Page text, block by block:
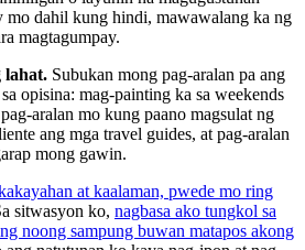
mo dahil kung hindi, mawawalang ka ng
magtagumpay.
lahat. Subukan mong pag-aralan pa ang
opisina: mag-painting ka sa weekends
aralan mo kung paano magsulat ng
ang mga travel guides, at pag-aralan
mong gawin.
at kaalaman, pwede mo ring
sitwasyon ko, nagbasa ako tungkol sa
noong sampung buwan matapos akong